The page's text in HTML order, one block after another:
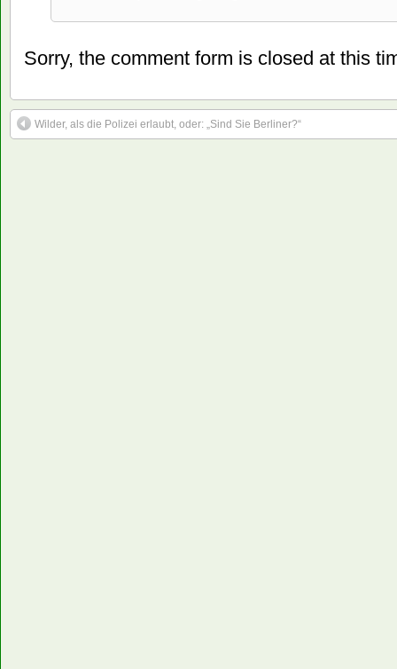
Sorry, the comment form is closed at this
Wilder, als die Polizei erlaubt, oder: „Sind Sie Berliner?“